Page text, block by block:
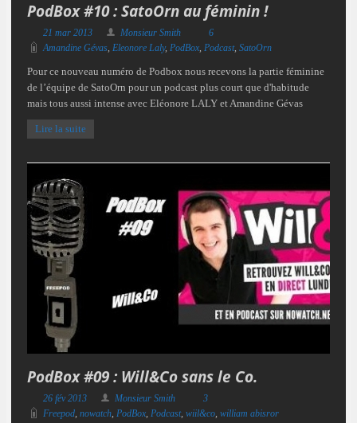
PodBox #10 : SatoOrn au féminin !
21 mar 2013 Monsieur Smith
6
Amandine Gévas, Eleonore Laly, PodBox, Podcast, SatoOrn
Pour ce nouveau numéro de Podbox nous recevons la partie féminine
de l’équipe de SatoOrn pour un podcast plus court que d'habitude
mais tous aussi intense avec Eléonore LALY et Amandine Gévas
Lire la suite
PodBox #09 : Will&Co sans le Co.
26 fév 2013 Monsieur Smith
3
Freepod, nowatch, PodBox, Podcast, wiil&co, william abisror